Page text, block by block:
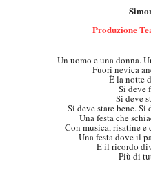
Produzione
Un uomo e una donna.
Fuori nevica
È la notte
Si deve
Si deve
Si deve stare bene. Si
Una festa che
Con musica, risatine
Una festa dove il
E il ricordo
Più di